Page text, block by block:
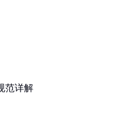
范详解